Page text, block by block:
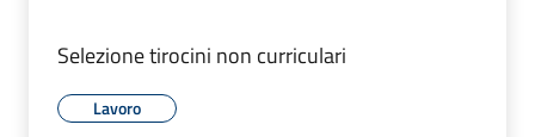
Selezione tirocini non curriculari
Lavoro